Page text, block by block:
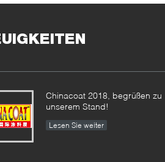
Chinacoat 2018, begrüßen zu
unserem Stand!
Lesen Sie weiter